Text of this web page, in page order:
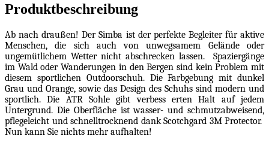
Produktbeschreibung
Ab nach draußen! Der Simba ist der perfekte Begleiter für aktive
Menschen, die sich auch von unwegsamem Gelände oder
ungemütlichem Wetter nicht abschrecken lassen. Spaziergänge
im Wald oder Wanderungen in den Bergen sind kein Problem mit
diesem sportlichen Outdoorschuh. Die Farbgebung mit dunkel
Grau und Orange, sowie das Design des Schuhs sind modern und
sportlich. Die ATR Sohle gibt verbess erten Halt auf jedem
Untergrund. Die Oberfläche ist wasser- und schmutzabweisend,
pflegeleicht und schnelltrocknend dank Scotchgard 3M Protector.
Nun kann Sie nichts mehr aufhalten!